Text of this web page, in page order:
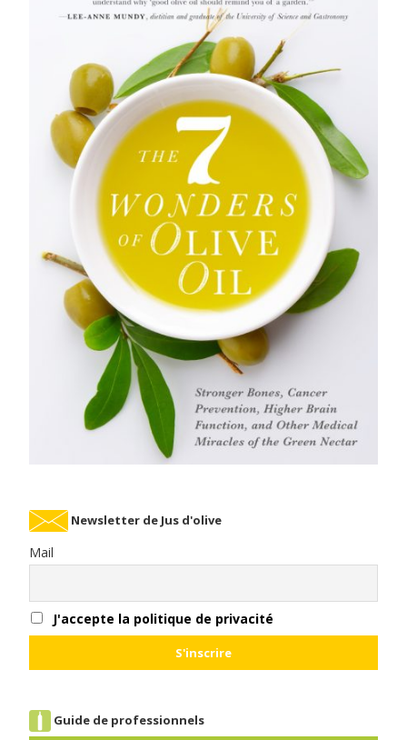
Newsletter de Jus d'olive
Mail
J'accepte la politique de privacité
Guide de professionnels